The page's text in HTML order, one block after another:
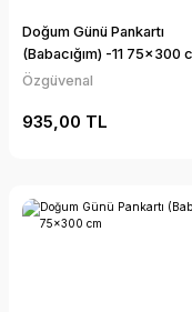
Doğum Günü Pankartı
(Babacığım) -11 75x300
Özgüvenal
935,00 TL